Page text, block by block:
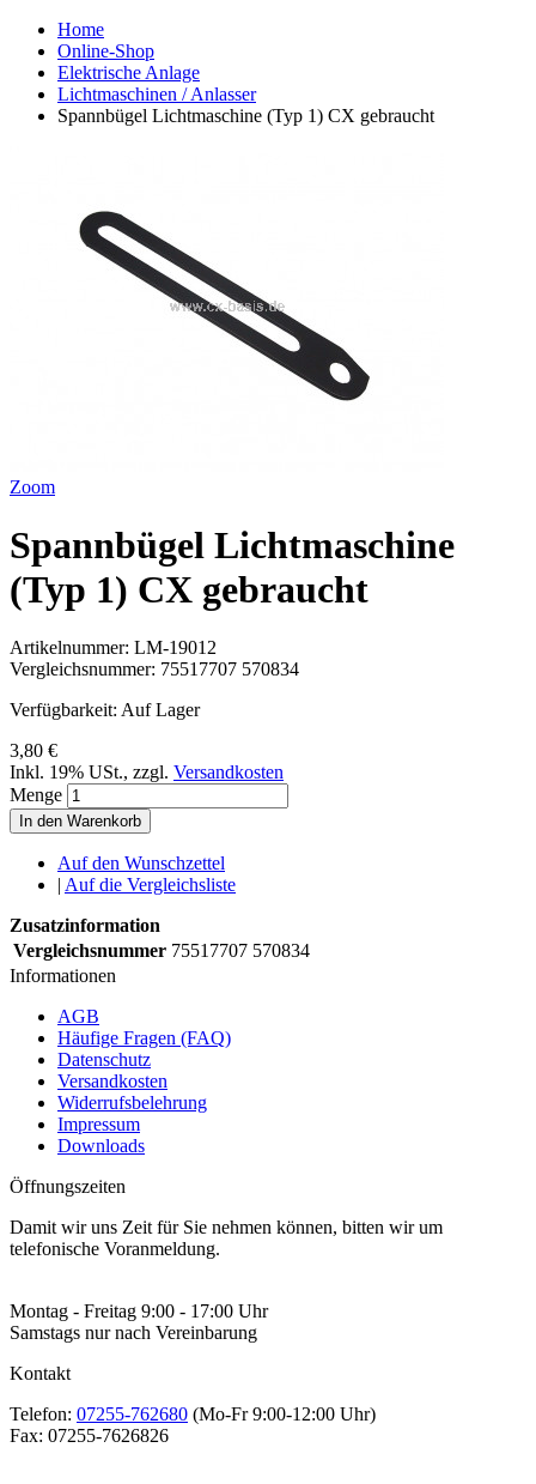
Home
Online-Shop
Elektrische Anlage
Lichtmaschinen / Anlasser
Spannbügel Lichtmaschine (Typ 1) CX gebraucht
Zoom
Spannbügel Lichtmaschine
(Typ 1) CX gebraucht
Artikelnummer: LM-19012
Vergleichsnummer: 75517707 570834
Verfügbarkeit: Auf Lager
3,80 €
Inkl. 19% USt., zzgl. Versandkosten
Menge
In den Warenkorb
Auf den Wunschzettel
| Auf die Vergleichsliste
Zusatzinformation
Vergleichsnummer 75517707 570834
Informationen
AGB
Häufige Fragen (FAQ)
Datenschutz
Versandkosten
Widerrufsbelehrung
Impressum
Downloads
Öffnungszeiten
Damit wir uns Zeit für Sie nehmen können, bitten wir um
telefonische Voranmeldung.
Montag - Freitag 9:00 - 17:00 Uhr
Samstags nur nach Vereinbarung
Kontakt
Telefon: 07255-762680 (Mo-Fr 9:00-12:00 Uhr)
Fax: 07255-7626826